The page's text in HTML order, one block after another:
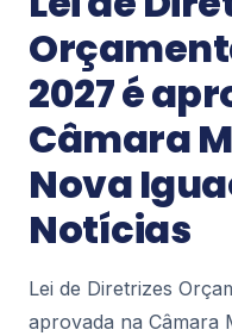
Petrópolis Diário de
2
Notícias
Últimos dias para
– Diário de Petrópolis
Últimos dias para
Petrópolis
2
Notícias
2027 é
Câmara
Nova
Notícias
Lei de Diretrizes
aprovada na Câmara